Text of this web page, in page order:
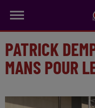
PATRICK
MANS POUR